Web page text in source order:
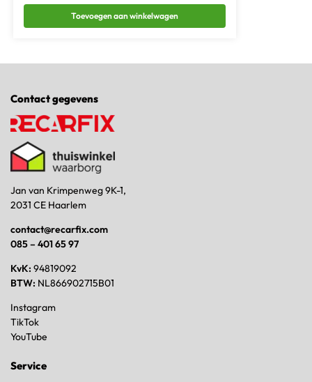
Toevoegen aan winkelwagen
Contact gegevens
Jan van Krimpenweg 9K-1,
2031 CE Haarlem
contact@recarfix.com
085 – 401 65 97
KvK: 94819092
BTW: NL866902715B01
Instagram
TikTok
YouTube
Service